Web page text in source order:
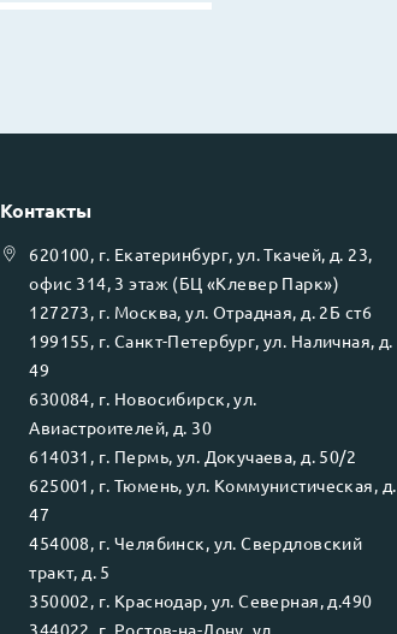
Контакты
620100, г. Екатеринбург, ул.Ткачей, д. 23,
офис 314, 3 этаж (БЦ «Клевер Парк»)
127273, г. Москва, ул. Отрадная, д. 2Б ст6
199155, г. Санкт-Петербург, ул. Наличная, д.
49
630084, г. Новосибирск, ул.
Авиастроителей, д. 30
614031 , г. Пермь, ул. Докучаева, д. 50/2
625001 , г. Тюмень, ул. Коммунистическая, д.
47
454008, г. Челябинск, ул.Свердловский
тракт, д. 5
350002, г. Краснодар, ул.Северная, д.490
344022 , г. Ростов-на-Дону , ул.